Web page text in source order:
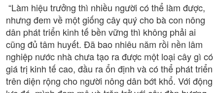
“Làm hiệu trưởng thì nhiều người có thể làm được,
nhưng đem về một giống cây quý cho bà con nông
dân phát triển kinh tế bền vững thì không phải ai
cũng đủ tâm huyết. Đã bao nhiêu năm rồi nền lâm
nghiệp nước nhà chưa tạo ra được một loại cây gì có
giá trị kinh tế cao, đầu ra ổn định và có thể phát triển
trên diện rộng cho người nông dân bớt khổ. Với động